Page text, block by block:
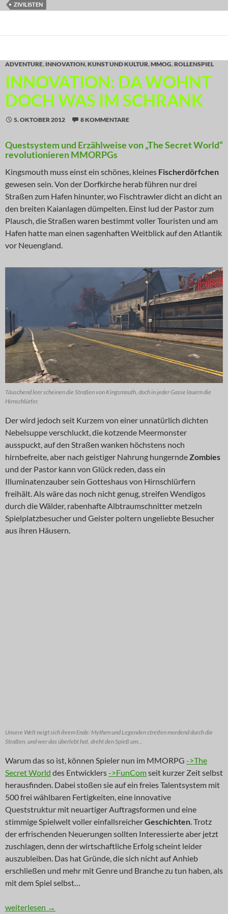
ZIVILISTEN
ADVENTURE, INNOVATION,KUNST UND KULTUR,MMOG,ROLLENSPIEL
INNOVATION: DA WOHNT
DOCH WAS IM SCHRANK
5. OKTOBER 2012 8 KOMMENTARE
Questsystem und Erzählweise von „The Secret World“
revolutionieren MMORPGs
Kingsmouth muss einst ein schönes, kleines Fischerdörfchen
gewesen sein. Von der Dorfkirche herab führen nur drei
Straßen zum Hafen hinunter, wo Fischtrawler dicht an dicht an
den breiten Kaianlagen dümpelten. Einst lud der Pastor zum
Plausch, die Straßen waren bestimmt voller Touristen und am
Hafen hatte man einen sagenhaften Weitblick auf den Atlantik
vor Neuengland.
Täuschend leer scheinen die Straßen von Kingsmouth, doch in jeder Gasse lauern die
Hirnschlürfer.
Der wird jedoch seit Kurzem von einer unnatürlich dichten
Nebelsuppe verschluckt, die kotzende Meermonster
ausspuckt, auf den Straßen wanken höchstens noch
hirnbefreite, aber nach geistiger Nahrung hungerndeZombies
und der Pastor kann von Glück reden, dass ein
Illuminatenzauber sein Gotteshaus von Hirnschlürfern
freihält. Als wäre das noch nicht genug, streifen Wendigos
durch die Wälder, rabenhafte Albtraumschnitter metzeln
Spielplatzbesucher und Geister poltern ungeliebte Besucher
aus ihren Häusern.
Unsere Welt neigt sich ihrem Ende: Mythen und Legenden streifen mordend durch die
Straßen, und wer das überlebt hat, dreht den Spieß um...
Warum das so ist, können Spieler nun im MMORPG ->The
Secret World des Entwicklers->FunComseit kurzer Zeit selbst
herausfinden. Dabei stoßen sie auf ein freies Talentsystem mit
500 frei wählbaren Fertigkeiten, eine innovative
Queststruktur mit neuartiger Auftragsformen und eine
stimmige Spielwelt voller einfallsreicherGeschichten. Trotz
der erfrischenden Neuerungen sollten Interessierte aber jetzt
zuschlagen, denn der wirtschaftliche Erfolg scheint leider
auszubleiben. Das hat Gründe, die sich nicht auf Anhieb
erschließen und mehr mit Genre und Branche zu tun haben, als
mit dem Spiel selbst…
INNOVATION: Da wohnt doch was im Schrank
weiterlesen →